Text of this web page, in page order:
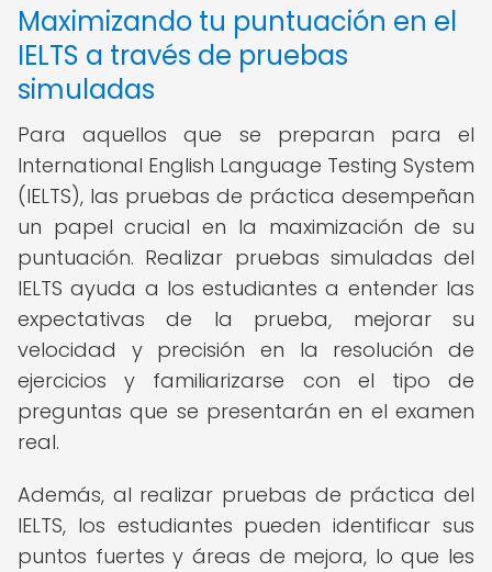
Maximizando tu puntuación en el
IELTS a través de pruebas
simuladas
Para aquellos que se preparan para el
International English Language Testing System
(IELTS), las pruebas de práctica desempeñan
un papel crucial en la maximización de su
puntuación. Realizar pruebas simuladas del
IELTS ayuda a los estudiantes a entender las
expectativas de la prueba, mejorar su
velocidad y precisión en la resolución de
ejercicios y familiarizarse con el tipo de
preguntas que se presentarán en el examen
real.
Además, al realizar pruebas de práctica del
IELTS, los estudiantes pueden identificar sus
puntos fuertes y áreas de mejora, lo que les